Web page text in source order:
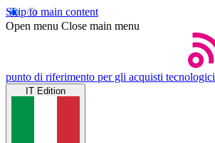
Skip to main content
Open menu Close main menu
punto di riferimento per gli acquisti tecnologici
IT Edition